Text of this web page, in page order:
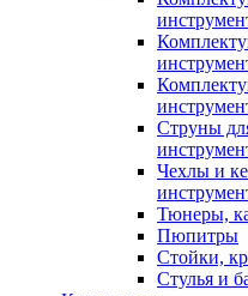
Струны
Чехлы и
Тюнеры,
Пюпитры
Стойки,
Стулья и